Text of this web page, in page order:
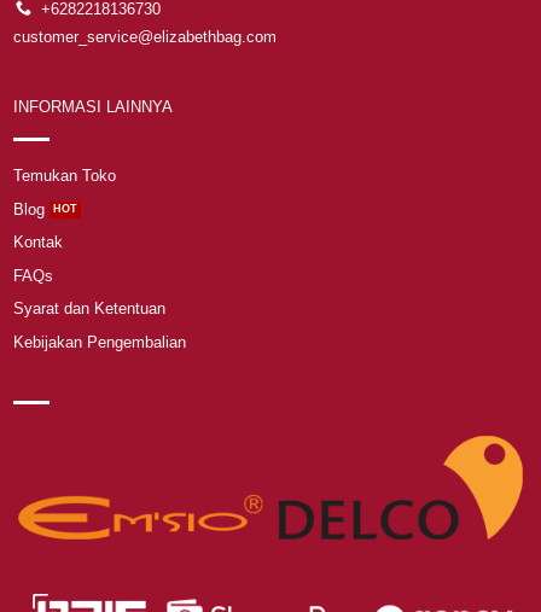
+6282218136730
customer_service@elizabethbag.com
INFORMASI LAINNYA
Temukan Toko
Blog
Kontak
FAQs
Syarat dan Ketentuan
Kebijakan Pengembalian